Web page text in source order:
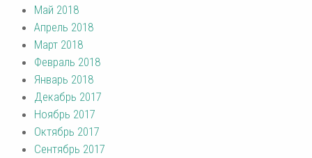
Май 2018
Апрель 2018
Март 2018
Февраль 2018
Январь 2018
Декабрь 2017
Ноябрь 2017
Октябрь 2017
Сентябрь 2017